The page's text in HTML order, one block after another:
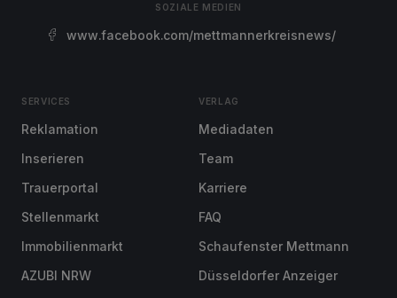
SOZIALE MEDIEN
www.facebook.com/mettmannerkreisnews/
SERVICES
Reklamation
Inserieren
Trauerportal
Stellenmarkt
Immobilienmarkt
AZUBI NRW
VERLAG
Mediadaten
Team
Karriere
FAQ
Schaufenster Mettmann
Düsseldorfer Anzeiger